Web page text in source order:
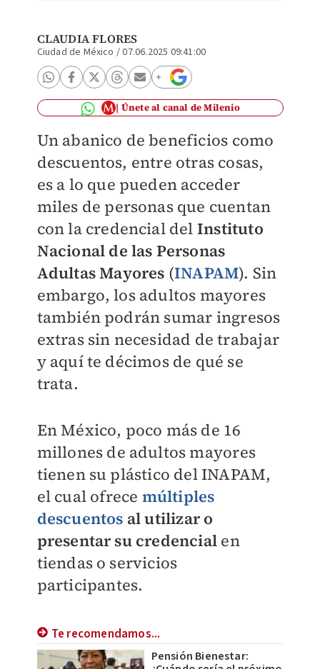
CLAUDIA FLORES
Ciudad de México /07.06.2025 09:41:00
Únete al canal de Milenio
Un abanico de beneficios como
descuentos, entre otras cosas,
es a lo que pueden acceder
miles de personas que cuentan
con la credencial del Instituto
Nacional de las Personas
Adultas Mayores (INAPAM). Sin
embargo, los adultos mayores
también podrán sumar ingresos
extras sin necesidad de trabajar
y aquí te décimos de qué se
trata.
En México, poco más de 16
millones de adultos mayores
tienen su plástico del INAPAM,
el cual ofrece múltiples
descuentos al utilizar o
presentar su credencial en
tiendas o servicios
participantes.
Te recomendamos...
Pensión Bienestar: